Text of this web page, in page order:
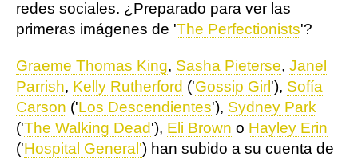
redes sociales. ¿Preparado para ver las
primeras imágenes de 'The Perfectionists'?
Graeme Thomas King, Sasha Pieterse, Janel
Parrish, Kelly Rutherford ('Gossip Girl '), Sofía
Carson ('Los Descendientes'), Sydney Park
('The Walking Dead'), Eli Brown o Hayley Erin
('Hospital General') han subido a su cuenta de